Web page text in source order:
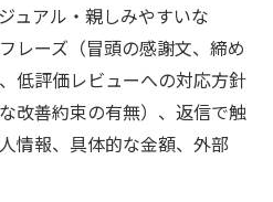
ュアル・親しみやすいな
レーズ（冒頭の感謝文、締め
低評価レビューへの対応方針
改善約束の有無）、返信で触
情報、具体的な金額、外部